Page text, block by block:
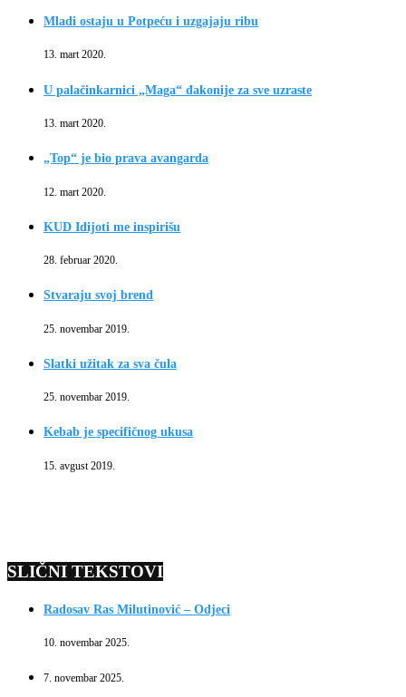
Mladi ostaju u Potpeću i uzgajaju ribu
13. mart 2020.
U palačinkarnici „Maga“ đakonije za sve uzraste
13. mart 2020.
„Top“ je bio prava avangarda
12. mart 2020.
KUD Idijoti me inspirišu
28. februar 2020.
Stvaraju svoj brend
25. novembar 2019.
Slatki užitak za sva čula
25. novembar 2019.
Kebab je specifičnog ukusa
15. avgust 2019.
SLIČNI TEKSTOVI
Radosav Ras Milutinović – Odjeci
10. novembar 2025.
7. novembar 2025.